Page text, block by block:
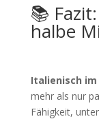
📚
halbe
Italienisch
mehr als nur
Fähigkeit,